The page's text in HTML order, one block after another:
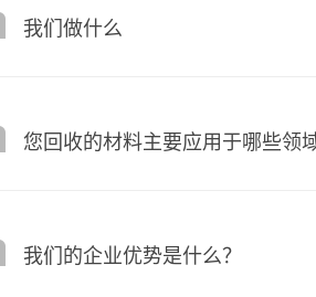
我们做什么
您回收的材料主要应用于哪些领
我们的企业优势是什么？